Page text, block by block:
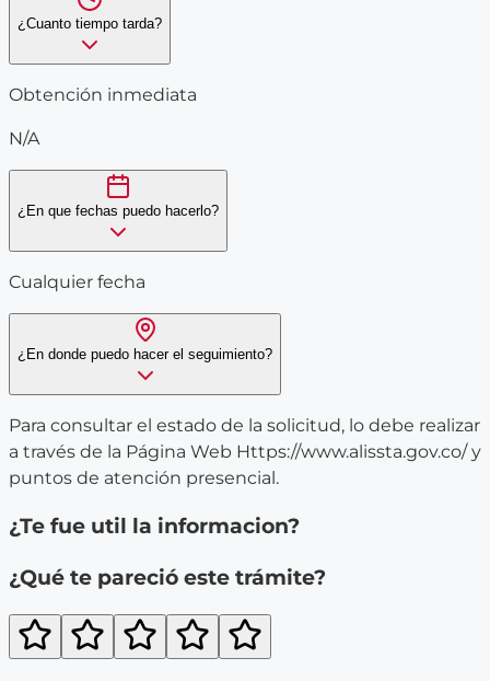
¿Cuanto tiempo tarda?
Obtención inmediata
N/A
¿En que fechas puedo hacerlo?
Cualquier fecha
¿En donde puedo hacer el seguimiento?
Para consultar el estado de la solicitud, lo debe realizar
a través de la Página Web Https://www.alissta.gov.co/ y
puntos de atención presencial.
¿Te fue util la informacion?
¿Qué te pareció este trámite?